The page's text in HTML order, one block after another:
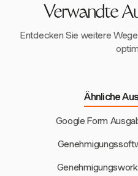
eingeführt haben, was die
verdeutlicht.Verwandte
Entdecken Sie weitere
Ähnliche
Google Form